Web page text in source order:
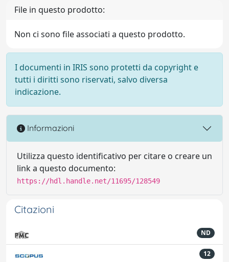
File in questo prodotto:
Non ci sono file associati a questo prodotto.
I documenti in IRIS sono protetti da copyright e
tutti i diritti sono riservati, salvo diversa
indicazione.
Informazioni
Utilizza questo identificativo per citare o creare un
link a questo documento:
https://hdl.handle.net/11695/128549
Citazioni
ND
12